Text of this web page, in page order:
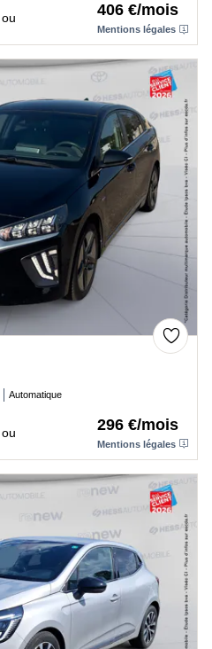
ou 406 €/mois
Mentions légales
Automatique
ou 296 €/mois
Mentions légales